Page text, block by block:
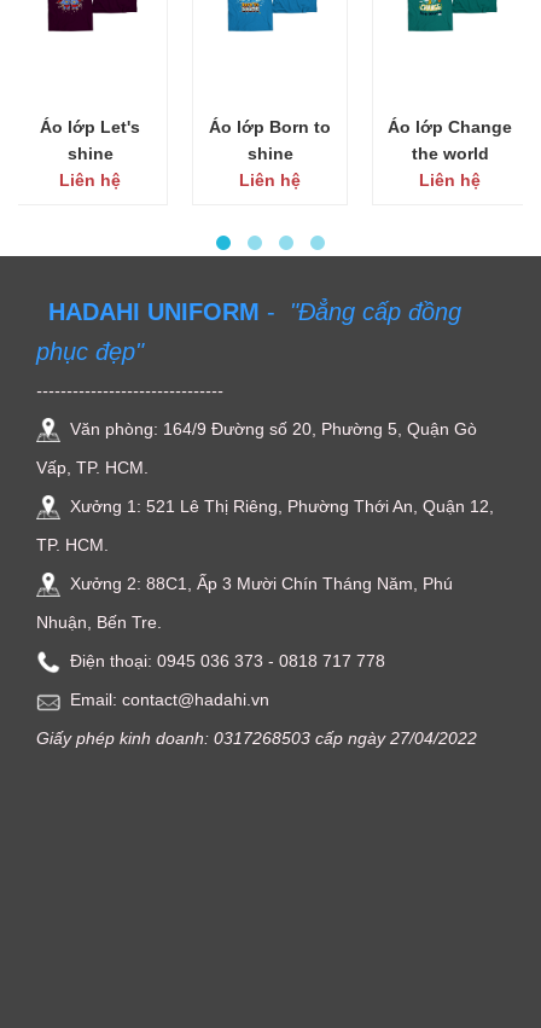
Áo lớp Let's
shine
Liên hệ
Áo lớp Born to
shine
Liên hệ
Áo lớp Change
the world
Liên hệ
HADAHI UNIFORM - "Đẳng cấp đồng
phục đẹp"
-------------------------------
Văn phòng: 164/9 Đường số 20, Phường 5, Quận Gò
Vấp, TP. HCM.
Xưởng 1: 521 Lê Thị Riêng, Phường Thới An, Quận 12,
TP. HCM.
Xưởng 2: 88C1, Ấp 3 Mười Chín Tháng Năm, Phú
Nhuận, Bến Tre.
Điện thoại: ‭0945 036 373‬ - 0818 717 778
Email: contact@hadahi.vn
Giấy phép kinh doanh: 0317268503 cấp ngày 27/04/2022